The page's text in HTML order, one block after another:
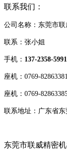
联系我们：
公司名称：东莞市
联系：张小姐
手机： 137-2358-
座机：0769-82863381
座机： 0769-
联系地址：广东省
东莞市联威精密